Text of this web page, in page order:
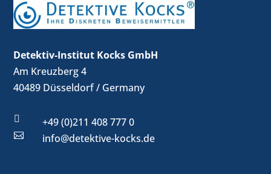
Detektiv-Institut Kocks GmbH
Am Kreuzberg 4
40489 Düsseldorf / Germany
 +49 (0)211 408 777 0
 info@detektive-kocks.de